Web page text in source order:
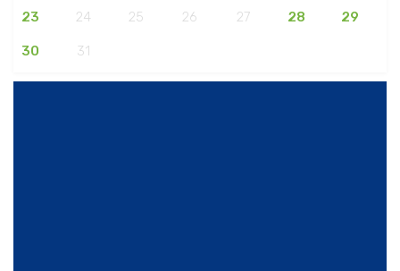
23 24 25 26 27 28 29
30 31